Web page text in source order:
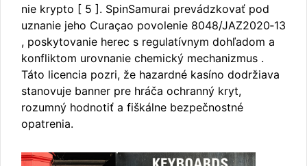
nie krypto [ 5 ]. SpinSamurai prevádzkovať pod
uznanie jeho Curaçao povolenie 8048/JAZ2020‑13
, poskytovanie herec s regulatívnym dohľadom a
konfliktom urovnanie chemický mechanizmus .
Táto licencia pozri, že hazardné kasíno dodržiava
stanovuje banner pre hráča ochranný kryt,
rozumný hodnotiť a fiškálne bezpečnostné
opatrenia.